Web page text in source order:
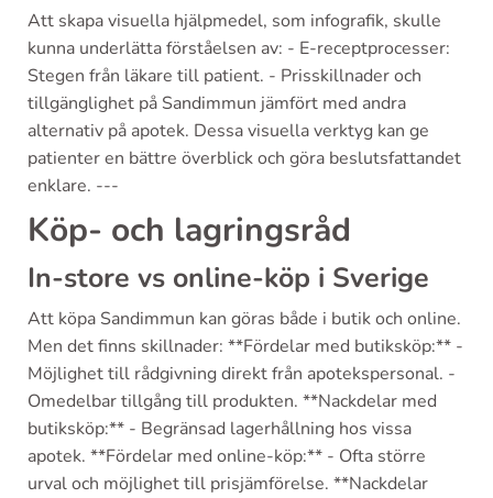
Att skapa visuella hjälpmedel, som infografik, skulle
kunna underlätta förståelsen av: - E-receptprocesser:
Stegen från läkare till patient. - Prisskillnader och
tillgänglighet på Sandimmun jämfört med andra
alternativ på apotek. Dessa visuella verktyg kan ge
patienter en bättre överblick och göra beslutsfattandet
enklare. ---
Köp- och lagringsråd
In-store vs online-köp i Sverige
Att köpa Sandimmun kan göras både i butik och online.
Men det finns skillnader: **Fördelar med butiksköp:** -
Möjlighet till rådgivning direkt från apotekspersonal. -
Omedelbar tillgång till produkten. **Nackdelar med
butiksköp:** - Begränsad lagerhållning hos vissa
apotek. **Fördelar med online-köp:** - Ofta större
urval och möjlighet till prisjämförelse. **Nackdelar